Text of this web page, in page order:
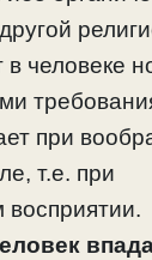
человеке
при
т.е. при
восприятии.